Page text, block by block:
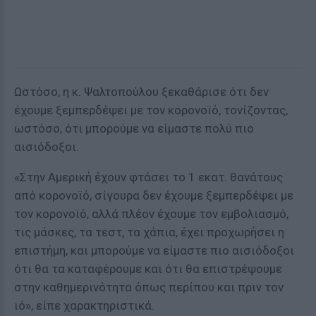
Ωστόσο, η κ. Ψαλτοπούλου ξεκαθάρισε ότι δεν
έχουμε ξεμπερδέψει με τον κορονοϊό, τονίζοντας,
ωστόσο, ότι μπορούμε να είμαστε πολύ πιο
αισιόδοξοι.
«Στην Αμερική έχουν φτάσει το 1 εκατ. θανάτους
από κορονοϊό, σίγουρα δεν έχουμε ξεμπερδέψει με
τον κορονοϊό, αλλά πλέον έχουμε τον εμβολιασμό,
τις μάσκες, τα τεστ, τα χάπια, έχει προχωρήσει η
επιστήμη, και μπορούμε να είμαστε πιο αισιόδοξοι
ότι θα τα καταφέρουμε και ότι θα επιστρέψουμε
στην καθημερινότητα όπως περίπου και πριν τον
ιό», είπε χαρακτηριστικά.